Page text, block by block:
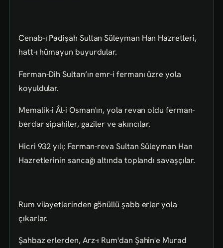
Cenab-ı Padişah Sultan Süleyman Han Hazretleri,
hatt-ı hümayun buyurdular.
Ferman-Dih Sultan’ın emr-i fermanı üzre yola
koyuldular.
Memalik-i Âl-i Osman'ın, yola revan oldu ferman-
berdar sipahiler, gaziler ve akıncılar.
Hicri 932 yılı; Ferman-reva Sultan Süleyman Han
Hazretlerinin sancağı altında toplandı savaşçılar.
Rum vilayetlerinden gönüllü şabb erler yola
çıkarlar.
Şahbaz erlerden, Arz-ı Rum'dan Şahin'e Murad